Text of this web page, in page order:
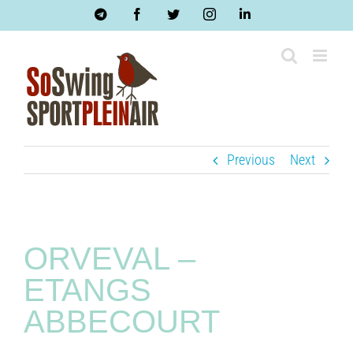
TelegramFacebookTwitterInstagramLinkedIn
Previous Next
ORVEVAL –
ETANGS
ABBECOURT